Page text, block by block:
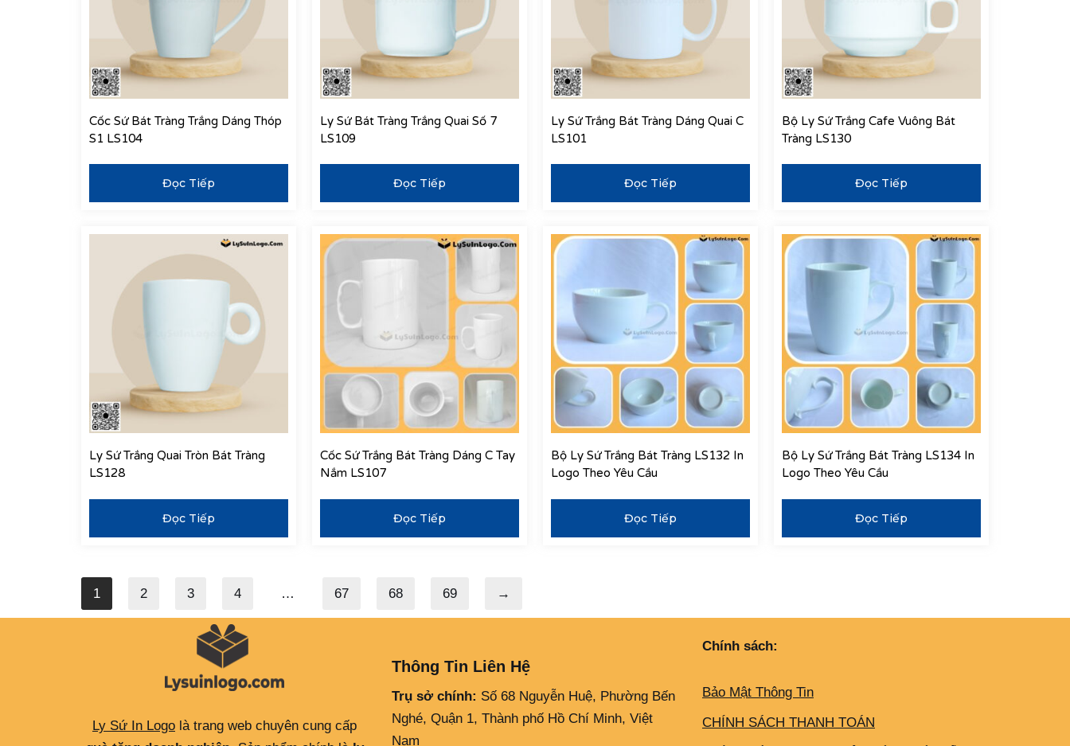
Cốc Sứ Bát Tràng Trắng Dáng Thóp
S1 LS104
Đọc Tiếp
Ly Sứ Bát Tràng Trắng Quai Số 7
LS109
Đọc Tiếp
Ly Sứ Trắng Bát Tràng Dáng Quai C
LS101
Đọc Tiếp
Bộ Ly Sứ Trắng Cafe Vuông Bát
Tràng LS130
Đọc Tiếp
Ly Sứ Trắng Quai Tròn Bát Tràng
LS128
Đọc Tiếp
Cốc Sứ Trắng Bát Tràng Dáng C Tay
Nắm LS107
Đọc Tiếp
Bộ Ly Sứ Trắng Bát Tràng LS132 In
Logo Theo Yêu Cầu
Đọc Tiếp
Bộ Ly Sứ Trắng Bát Tràng LS134 In
Logo Theo Yêu Cầu
Đọc Tiếp
1 2 3 4 … 67 68 69 →
Ly Sứ In Logo là trang web chuyên cung cấp
Thông Tin Liên Hệ
Trụ sở chính: Số 68 Nguyễn Huệ, Phường Bến
Nghé, Quận 1, Thành phố Hồ Chí Minh, Việt
Nam
Chính sách:
Bảo Mật Thông Tin
CHÍNH SÁCH THANH TOÁN